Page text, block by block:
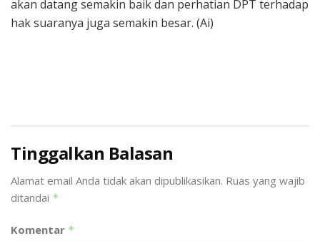
akan datang semakin baik dan perhatian DPT terhadap
hak suaranya juga semakin besar. (Ai)
Tinggalkan Balasan
Alamat email Anda tidak akan dipublikasikan. Ruas yang wajib
ditandai *
Komentar *